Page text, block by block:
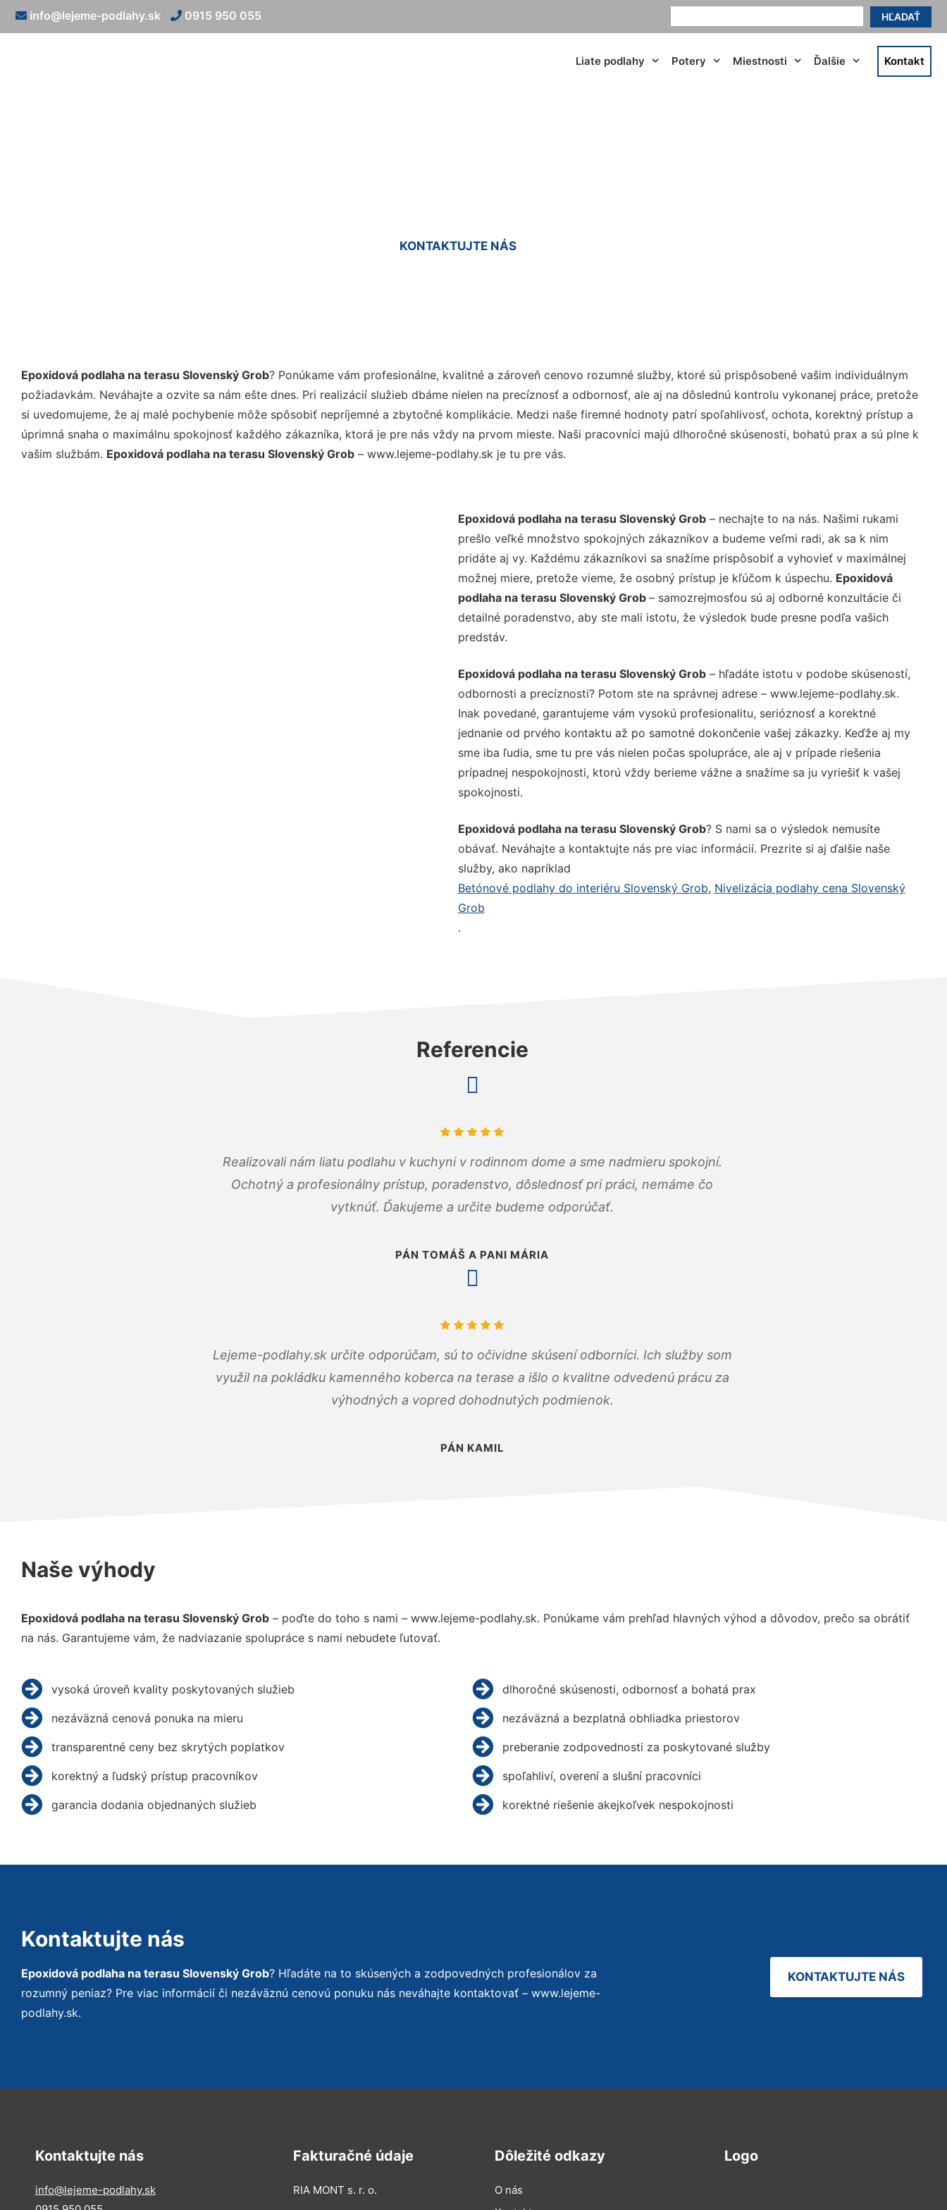
HĽADAŤ
info@lejeme-podlahy.sk 0915 950 055
Liate podlahy Potery Miestnosti Ďalšie Kontakt
KONTAKTUJTE NÁS
Epoxidová podlaha na terasu Slovenský Grob? Ponúkame vám profesionálne, kvalitné a zároveň cenovo rozumné služby, ktoré sú prispôsobené vašim individuálnym
požiadavkám. Neváhajte a ozvite sa nám ešte dnes. Pri realizácií služieb dbáme nielen na precíznosť a odbornosť, ale aj na dôslednú kontrolu vykonanej práce, pretože
si uvedomujeme, že aj malé pochybenie môže spôsobiť nepríjemné a zbytočné komplikácie. Medzi naše firemné hodnoty patrí spoľahlivosť, ochota, korektný prístup a
úprimná snaha o maximálnu spokojnosť každého zákazníka, ktorá je pre nás vždy na prvom mieste. Naši pracovníci majú dlhoročné skúsenosti, bohatú prax a sú plne k
vašim službám. Epoxidová podlaha na terasu Slovenský Grob – www.lejeme-podlahy.sk je tu pre vás.
Epoxidová podlaha na terasu Slovenský Grob– nechajte to na nás. Našimi rukami
prešlo veľké množstvo spokojných zákazníkov a budeme veľmi radi, ak sa k nim
pridáte aj vy. Každému zákazníkovi sa snažíme prispôsobiť a vyhovieť v maximálnej
možnej miere, pretože vieme, že osobný prístup je kľúčom k úspechu. Epoxidová
podlaha na terasu Slovenský Grob – samozrejmosťou sú aj odborné konzultácie či
detailné poradenstvo, aby ste mali istotu, že výsledok bude presne podľa vašich
predstáv.
Epoxidová podlaha na terasu Slovenský Grob– hľadáte istotu v podobe skúseností,
odbornosti a precíznosti? Potom ste na správnej adrese – www.lejeme-podlahy.sk.
Inak povedané, garantujeme vám vysokú profesionalitu, serióznosť a korektné
jednanie od prvého kontaktu až po samotné dokončenie vašej zákazky. Keďže aj my
sme iba ľudia, sme tu pre vás nielen počas spolupráce, ale aj v prípade riešenia
prípadnej nespokojnosti, ktorú vždy berieme vážne a snažíme sa ju vyriešiť k vašej
spokojnosti.
Epoxidová podlaha na terasu Slovenský Grob? S nami sa o výsledok nemusíte
obávať. Neváhajte a kontaktujte nás pre viac informácií. Prezrite si aj ďalšie naše
služby, ako napríklad
Betónové podlahy do interiéru Slovenský Grob, Nivelizácia podlahy cena Slovenský
Grob
.
Referencie
Realizovali nám liatu podlahu v kuchyni v rodinnom dome a sme nadmieru spokojní.
Ochotný a profesionálny prístup, poradenstvo, dôslednosť pri práci, nemáme čo
vytknúť. Ďakujeme a určite budeme odporúčať.
PÁN TOMÁŠ A PANI MÁRIA
Lejeme-podlahy.sk určite odporúčam, sú to očividne skúsení odborníci. Ich služby som
využil na pokládku kamenného koberca na terase a išlo o kvalitne odvedenú prácu za
výhodných a vopred dohodnutých podmienok.
PÁN KAMIL
Naše výhody
Epoxidová podlaha na terasu Slovenský Grob – poďte do toho s nami – www.lejeme-podlahy.sk. Ponúkame vám prehľad hlavných výhod a dôvodov, prečo sa obrátiť
na nás. Garantujeme vám, že nadviazanie spolupráce s nami nebudete ľutovať.
vysoká úroveň kvality poskytovaných služieb
nezáväzná cenová ponuka na mieru
transparentné ceny bez skrytých poplatkov
korektný a ľudský prístup pracovníkov
garancia dodania objednaných služieb
dlhoročné skúsenosti, odbornosť a bohatá prax
nezáväzná a bezplatná obhliadka priestorov
preberanie zodpovednosti za poskytované služby
spoľahliví, overení a slušní pracovníci
korektné riešenie akejkoľvek nespokojnosti
Kontaktujte nás
Epoxidová podlaha na terasu Slovenský Grob? Hľadáte na to skúsených a zodpovedných profesionálov za
rozumný peniaz? Pre viac informácií či nezáväznú cenovú ponuku nás neváhajte kontaktovať – www.lejeme-
podlahy.sk.
KONTAKTUJTE NÁS
Kontaktujte nás
info@lejeme-podlahy.sk
Fakturačné údaje
RIA MONT s. r. o.
Dôležité odkazy
O nás
Logo